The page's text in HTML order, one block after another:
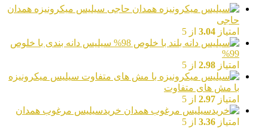
سیلیس میکرونیزه همدان
حاجی
امتیاز 3.04 از 5
سیلیس دانه بندی با خلوص
99%
امتیاز 2.98 از 5
سیلیس میکرونیزه
با مش های متفاوت
امتیاز 2.97 از 5
خریدسیلیس مرغوب همدان
امتیاز 3.36 از 5